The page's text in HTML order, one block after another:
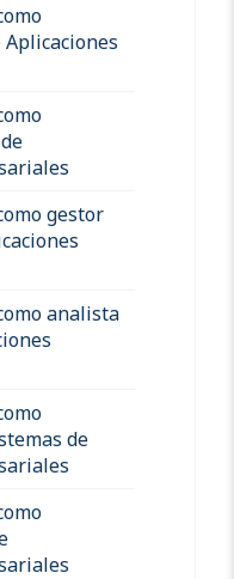
gestor
analista
de